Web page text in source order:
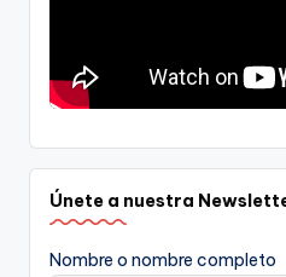
Únete a nuestra
Nombre o nombre completo